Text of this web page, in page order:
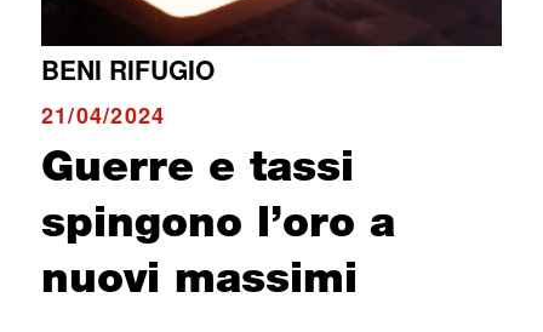
BENI RIFUGIO
21/04/2024
Guerre e tassi
spingono l’oro a
nuovi massimi